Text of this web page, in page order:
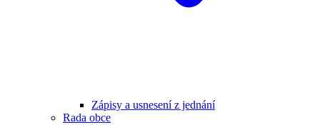
Zápisy a usnesení z jednání
Rada obce